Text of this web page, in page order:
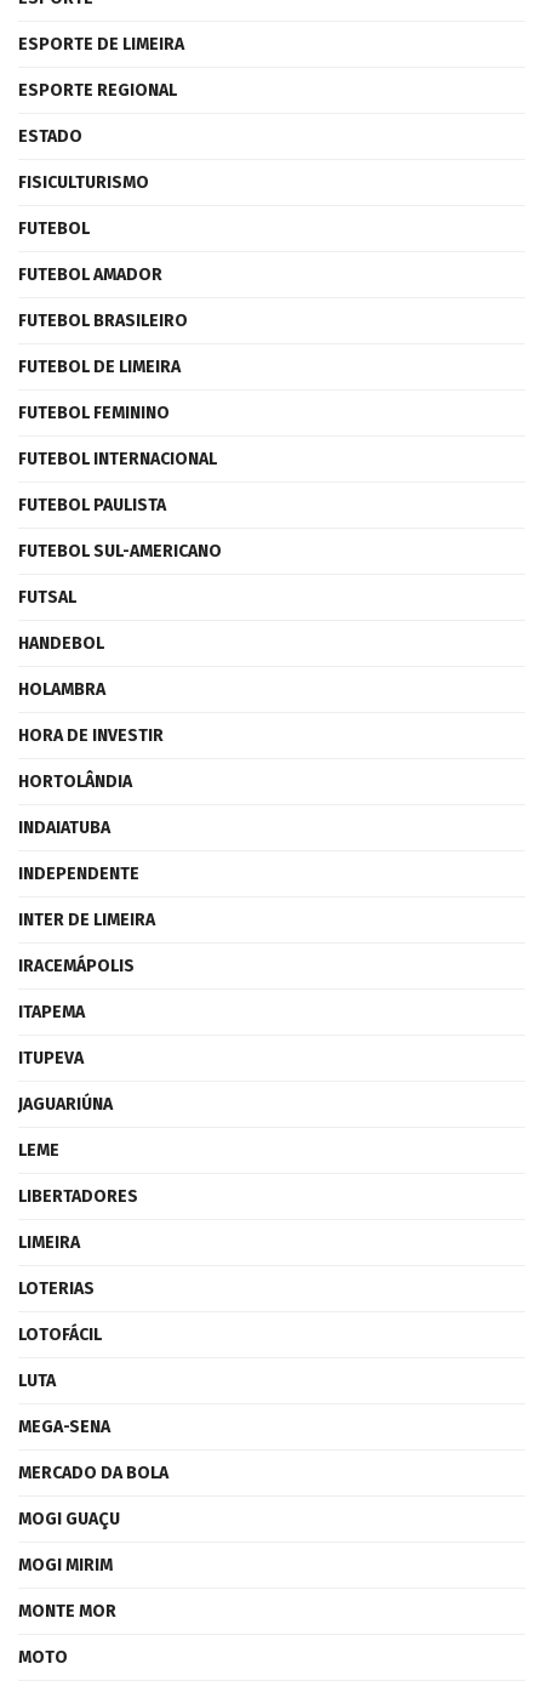
ESPORTE DE LIMEIRA
ESPORTE REGIONAL
ESTADO
FISICULTURISMO
FUTEBOL
FUTEBOL AMADOR
FUTEBOL BRASILEIRO
FUTEBOL DE LIMEIRA
FUTEBOL FEMININO
FUTEBOL INTERNACIONAL
FUTEBOL PAULISTA
FUTEBOL SUL-AMERICANO
FUTSAL
HANDEBOL
HOLAMBRA
HORA DE INVESTIR
HORTOLÂNDIA
INDAIATUBA
INDEPENDENTE
INTER DE LIMEIRA
IRACEMÁPOLIS
ITAPEMA
ITUPEVA
JAGUARIÚNA
LEME
LIBERTADORES
LIMEIRA
LOTERIAS
LOTOFÁCIL
LUTA
MEGA-SENA
MERCADO DA BOLA
MOGI GUAÇU
MOGI MIRIM
MONTE MOR
MOTO